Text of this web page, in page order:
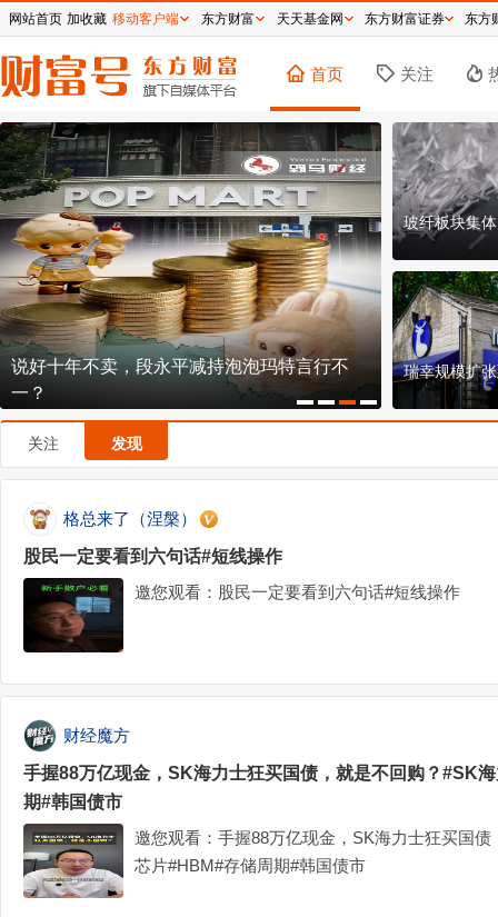
首页 关注
说好十年不卖，段永平减持泡泡玛特言行不
一？
椰子水第一
玻纤板块集
瑞幸规模扩
关注 发现
格总来了（涅槃）
股民一定要看到六句话#短线操作
邀您观看：股民一定要看到六句话#短线操作
财经魔方
手握88万亿现金，SK海力士狂买国债，就是不回购？#SK
期#韩国债市
邀您观看：手握88万亿现金，SK海力士狂买国
芯片#HBM#存储周期#韩国债市
网站首页 加收藏 移动客户端 东方财富 天天基金网 东方财富证券 东方